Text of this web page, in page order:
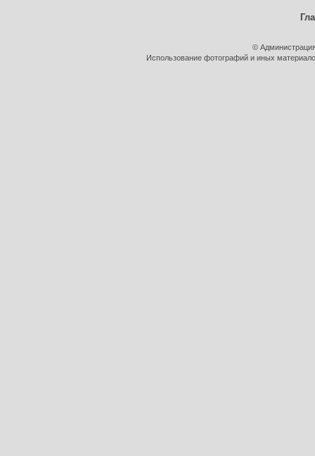
©
Использование фотографий и иных